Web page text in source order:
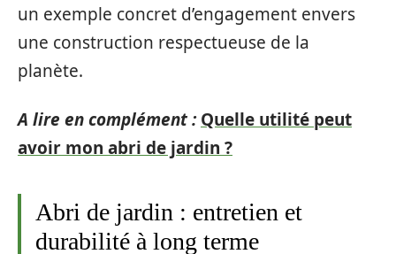
un exemple concret d’engagement envers
une construction respectueuse de la
planète.
A lire en complément : Quelle utilité peut
avoir mon abri de jardin ?
Abri de jardin : entretien et
durabilité à long terme